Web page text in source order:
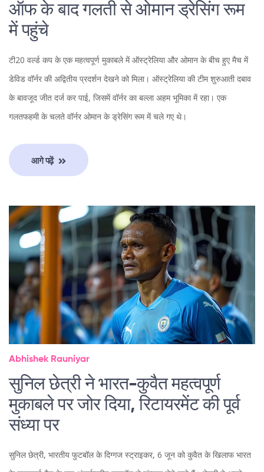
ऑफ के बाद गलती से ओमान ड्रेसिंग रूम
में पहुंचे
टी20 वर्ल्ड कप के एक महत्वपूर्ण मुकाबले में ऑस्ट्रेलिया और ओमान के बीच हुए मैच में
डेविड वॉर्नर की अद्वितीय प्रदर्शन देखने को मिला। ऑस्ट्रेलिया की टीम शुरुआती दबाव
के बावजूद जीत दर्ज कर पाई, जिसमें वॉर्नर का बल्ला अहम भूमिका में रहा। एक
गलतफहमी के चलते वॉर्नर ओमान के ड्रेसिंग रूम में चले गए थे।
आगे पढ़ें
Abhishek Rauniyar
सुनिल छेत्री ने भारत-कुवैत महत्वपूर्ण
मुकाबले पर जोर दिया, रिटायरमेंट की पूर्व
संध्या पर
सुनिल छेत्री, भारतीय फुटबॉल के दिग्गज स्ट्राइकर, 6 जून को कुवैत के खिलाफ भारत